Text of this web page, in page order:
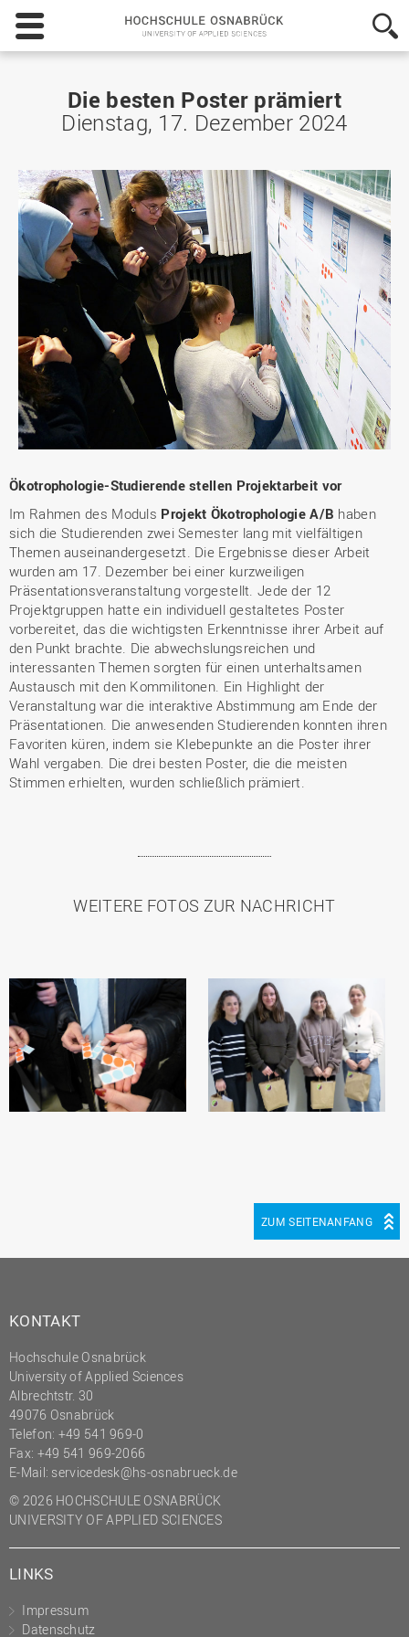
Hochschule
Osnabrück
-
Applied
Sciences
Die besten Poster prämiert
Dienstag, 17. Dezember 2024
Ökotrophologie-Studierende stellen Projektarbeit vor
Im Rahmen des Moduls Projekt Ökotrophologie A/B haben
sich die Studierenden zwei Semester lang mit vielfältigen
Themen auseinandergesetzt. Die Ergebnisse dieser Arbeit
wurden am 17. Dezember bei einer kurzweiligen
Präsentationsveranstaltung vorgestellt. Jede der 12
Projektgruppen hatte ein individuell gestaltetes Poster
vorbereitet, das die wichtigsten Erkenntnisse ihrer Arbeit auf
den Punkt brachte. Die abwechslungsreichen und
interessanten Themen sorgten für einen unterhaltsamen
Austausch mit den Kommilitonen. Ein Highlight der
Veranstaltung war die interaktive Abstimmung am Ende der
Präsentationen. Die anwesenden Studierenden konnten ihren
Favoriten küren, indem sie Klebepunkte an die Poster ihrer
Wahl vergaben. Die drei besten Poster, die die meisten
Stimmen erhielten, wurden schließlich prämiert.
WEITERE FOTOS ZUR NACHRICHT
ZUM SEITENANFANG
KONTAKT
Hochschule Osnabrück
University of Applied Sciences
Albrechtstr. 30
49076 Osnabrück
Telefon: +49 541 969-0
Fax: +49 541 969-2066
E-Mail: servicedesk@hs-osnabrueck.de
© 2026 HOCHSCHULE OSNABRÜCK
UNIVERSITY OF APPLIED SCIENCES
LINKS
Impressum
Datenschutz